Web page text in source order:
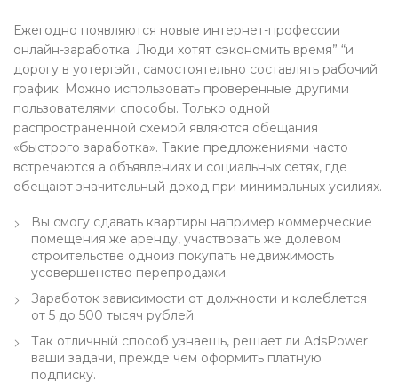
Ежегодно появляются новые интернет-профессии
онлайн-заработка. Люди хотят сэкономить время” “и
дорогу в уотергэйт, самостоятельно составлять рабочий
график. Можно использовать проверенные другими
пользователями способы. Только одной
распространенной схемой являются обещания
«быстрого заработка». Такие предложениями часто
встречаются а объявлениях и социальных сетях, где
обещают значительный доход при минимальных усилиях.
Вы смогу сдавать квартиры например коммерческие
помещения же аренду, участвовать же долевом
строительстве одноиз покупать недвижимость
усовершенство перепродажи.
Заработок зависимости от должности и колеблется
от 5 до 500 тысяч рублей.
Так отличный способ узнаешь, решает ли AdsPower
ваши задачи, прежде чем оформить платную
подписку.